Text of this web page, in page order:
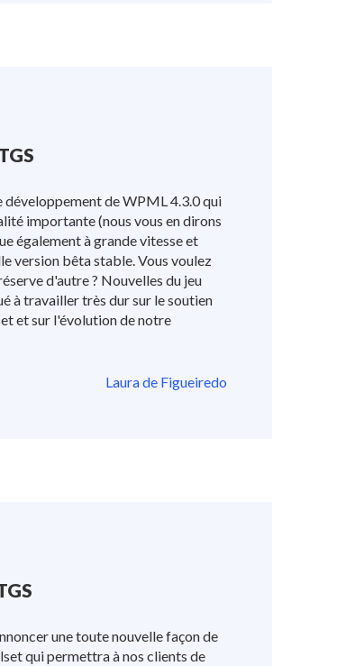
développement de WPML 4.3.0 qui
importante (nous vous en dirons
également à grande vitesse et
version bêta stable. Vous voulez
d'autre ? Nouvelles du jeu
à travailler très dur sur le soutien
et sur l'évolution de notre
Laura de Figueiredo
une toute nouvelle façon de
qui permettra à nos clients de